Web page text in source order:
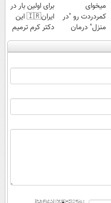
میخوای
کمردردت رو "در
منزل" درمان
کنی؟ (◂فیلم +
◂پرسش‌نامه)
برای اولین بار در
ایران🇮🇷 این
دکتر کرم ترمیم
کننده 23 روزه
ساخت!